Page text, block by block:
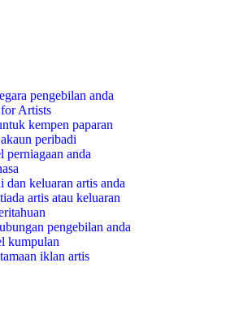
pengebilan anda
Artists
kempen paparan
peribadi
perniagaan anda
dan keluaran artis anda
artis atau keluaran
pengebilan anda
kumpulan
iklan artis